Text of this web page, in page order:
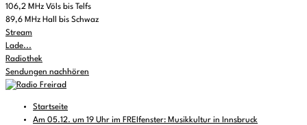
106,2 MHz Völs bis Telfs
89,6 MHz Hall bis Schwaz
Stream
Lade...
Radiothek
Sendungen nachhören
Startseite
Am 05.12. um 19 Uhr im FREIfenster: Musikkultur in Innsbruck